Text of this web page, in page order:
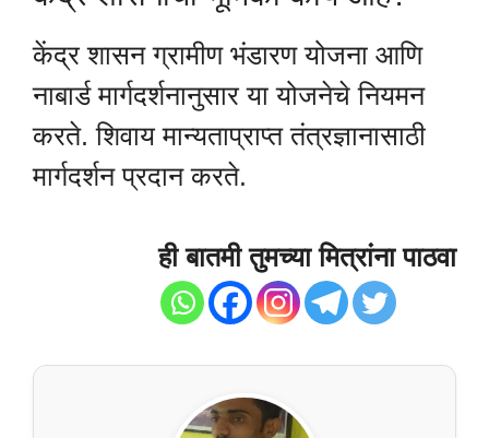
केंद्र शासन ग्रामीण भंडारण योजना आणि
नाबार्ड मार्गदर्शनानुसार या योजनेचे नियमन
करते. शिवाय मान्यताप्राप्त तंत्रज्ञानासाठी
मार्गदर्शन प्रदान करते.
ही बातमी तुमच्या मित्रांना पाठवा